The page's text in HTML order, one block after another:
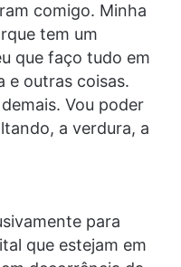
comigo. Minha
tem um
que faço tudo em
e outras coisas.
Vou poder
a verdura, a
para
que estejam em